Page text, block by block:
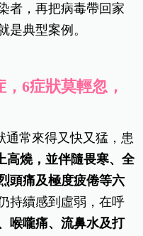
者，再把病毒帶回家
是典型案例。
6症狀莫輕忽，
通常來得又快又猛，患
高燒，並伴隨畏寒、全
頭痛及極度疲倦等六
持續感到虛弱，在呼
喉嚨痛、流鼻水及打